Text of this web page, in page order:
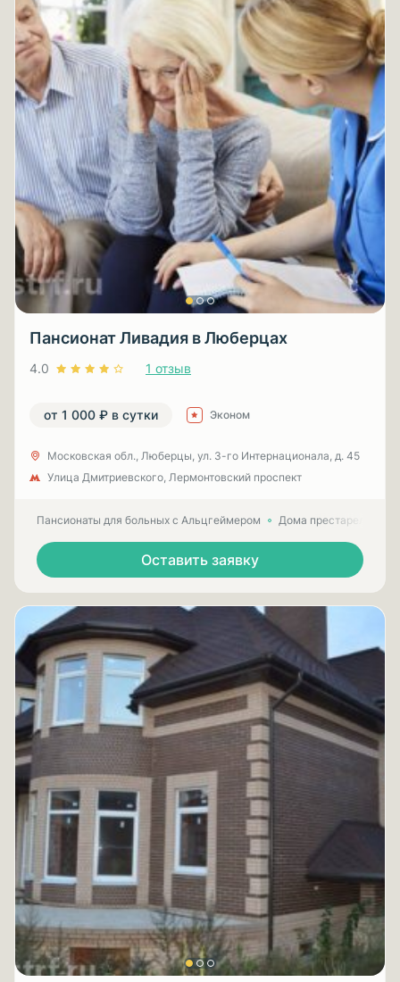
Пансионат Ливадия в Люберцах
4.0 1 отзыв
от 1 000 ₽ в сутки Эконом
Московская обл., Люберцы, ул. 3-гo Интернационала, д. 45
Улица Дмитриевского, Лермонтовский проспект
Пансионаты для больных с Альцгеймером Дома престарелых
Оставить заявку